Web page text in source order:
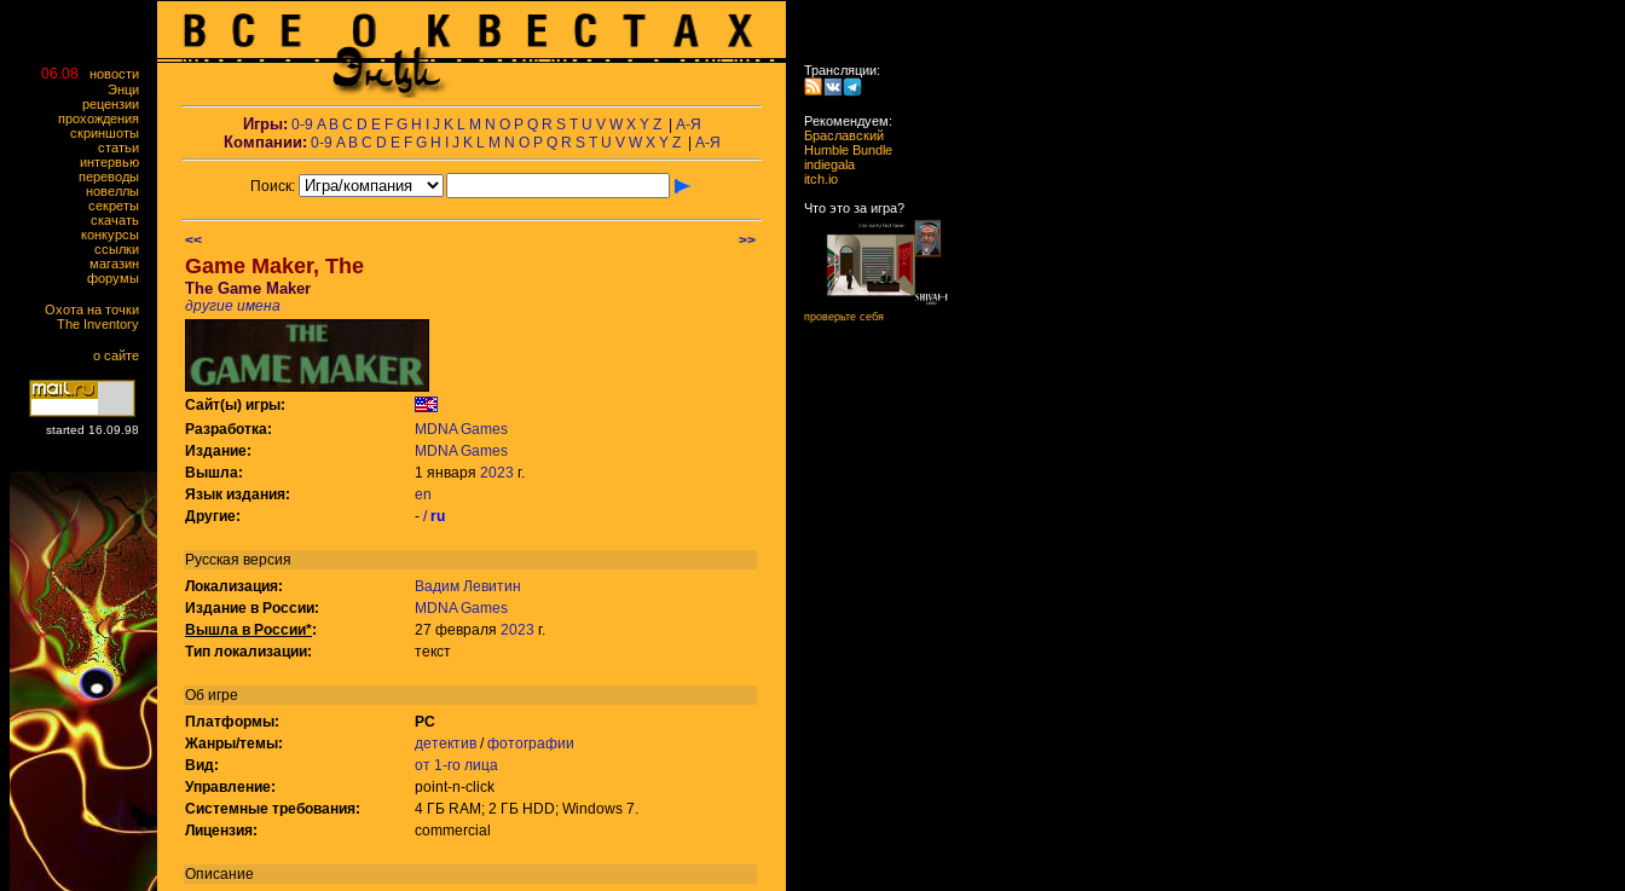
06.08
новости
Энци
рецензии
прохождения
скриншоты
статьи
интервью
переводы
новеллы
секреты
скачать
конкурсы
ссылки
магазин
форумы
Охота на точки
The Inventory
о сайте
started 16.09.98
Игры: 0-9 A B C D E F G H J K L M N O P Q R S T U V W X Y Z| А-Я
Компании: 0-9 A B C D E F G H J K L M N O P Q R S T U V W X Y Z| А-Я
Поиск:
<< >>
Game Maker, The
The Game Maker
другие имена
Сайт(ы) игры:
Разработка:
MDNA Games
Издание:
MDNA Games
Вышла:
1 января 2023 г.
Язык издания:
en
Другие:
- /ru
Русская версия
Локализация:
Вадим Левитин
Издание в России:
MDNA Games
Вышла в России*: 27 февраля 2023 г.
Тип локализации:
текст
Об игре
Платформы:
PC
Жанры/темы:
детектив /фотографии
Вид:
от 1-го лица
Управление:
point-n-click
Системные требования:
4 ГБ RAM; 2 ГБ HDD; Windows 7.
Лицензия:
commercial
Описание
Трансляции:
Рекомендуем:
Браславский
Humble Bundle
indiegala
itch.io
Что это за игра?
проверьте себя